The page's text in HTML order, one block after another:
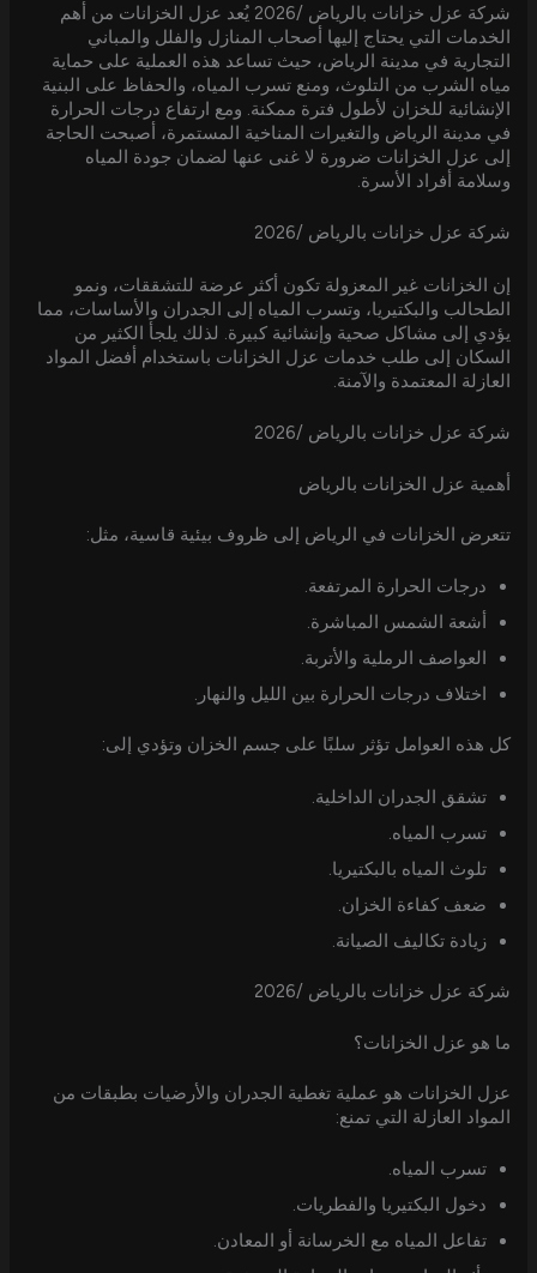
شركة عزل خزانات بالرياض /2026 يُعد عزل الخزانات من أهم
الخدمات التي يحتاج إليها أصحاب المنازل والفلل والمباني
التجارية في مدينة الرياض، حيث تساعد هذه العملية على حماية
مياه الشرب من التلوث، ومنع تسرب المياه، والحفاظ على البنية
الإنشائية للخزان لأطول فترة ممكنة. ومع ارتفاع درجات الحرارة
في مدينة الرياض والتغيرات المناخية المستمرة، أصبحت الحاجة
إلى عزل الخزانات ضرورة لا غنى عنها لضمان جودة المياه
وسلامة أفراد الأسرة.
شركة عزل خزانات بالرياض /2026
إن الخزانات غير المعزولة تكون أكثر عرضة للتشققات، ونمو
الطحالب والبكتيريا، وتسرب المياه إلى الجدران والأساسات، مما
يؤدي إلى مشاكل صحية وإنشائية كبيرة. لذلك يلجأ الكثير من
السكان إلى طلب خدمات عزل الخزانات باستخدام أفضل المواد
العازلة المعتمدة والآمنة.
شركة عزل خزانات بالرياض /2026
أهمية عزل الخزانات بالرياض
تتعرض الخزانات في الرياض إلى ظروف بيئية قاسية، مثل:
درجات الحرارة المرتفعة.
أشعة الشمس المباشرة.
العواصف الرملية والأتربة.
اختلاف درجات الحرارة بين الليل والنهار.
كل هذه العوامل تؤثر سلبًا على جسم الخزان وتؤدي إلى:
تشقق الجدران الداخلية.
تسرب المياه.
تلوث المياه بالبكتيريا.
ضعف كفاءة الخزان.
زيادة تكاليف الصيانة.
شركة عزل خزانات بالرياض /2026
ما هو عزل الخزانات؟
عزل الخزانات هو عملية تغطية الجدران والأرضيات بطبقات من
المواد العازلة التي تمنع:
تسرب المياه.
دخول البكتيريا والفطريات.
تفاعل المياه مع الخرسانة أو المعادن.